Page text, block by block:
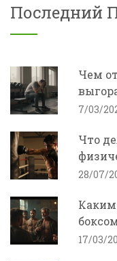
Последний
Чем
7/03/
Что
28/07/
для
17/03/